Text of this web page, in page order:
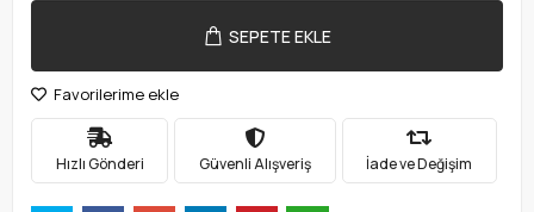
SEPETE EKLE
Favorilerime ekle
Hızlı Gönderi Güvenli Alışveriş İade ve Değişim